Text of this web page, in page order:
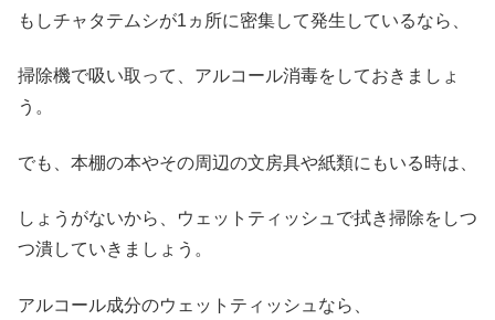
もしチャタテムシが1ヵ所に密集して発生しているなら、
掃除機で吸い取って、アルコール消毒をしておきましょ
う。
でも、本棚の本やその周辺の文房具や紙類にもいる時は、
しょうがないから、ウェットティッシュで拭き掃除をしつ
つ潰していきましょう。
アルコール成分のウェットティッシュなら、